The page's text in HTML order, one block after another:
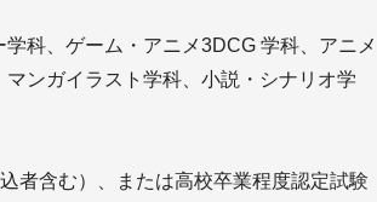
科、ゲーム・アニメ3DCG 学科、アニメ
ンガイラスト学科、小説・シナリオ学
者含む）、または高校卒業程度認定試験